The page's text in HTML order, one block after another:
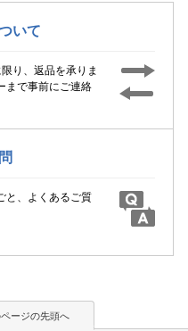
いて
り、返品を承りま
まで事前にご連絡
と、よくあるご質
ージの先頭へ
ページの先頭へ